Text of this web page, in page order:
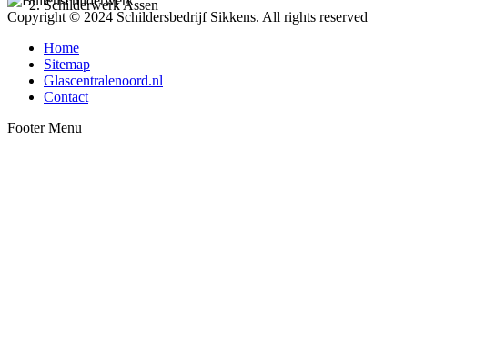
Schilderwerk Assen
Copyright © 2024 Schildersbedrijf Sikkens. All rights reserved
Home
Sitemap
Glascentralenoord.nl
Contact
Footer Menu